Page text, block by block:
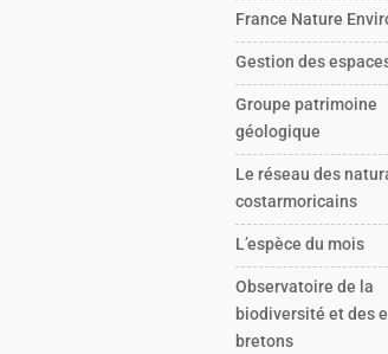
France Nature
Gestion des
Groupe patrimoine
géologique
Le réseau des
costarmoricains
L’espèce du mois
Observatoire de la
biodiversité et des
bretons